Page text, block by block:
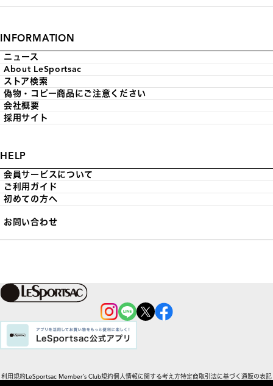
INFORMATION
ニュース
About LeSportsac
ストア検索
偽物・コピー商品にご注意ください
会社概要
採用サイト
HELP
会員サービスについて
ご利用ガイド
初めての方へ
お問い合わせ
利用規約LeSportsac Member’s Club規約個人情報に関する考え方特定商取引法に基づく通販の表記